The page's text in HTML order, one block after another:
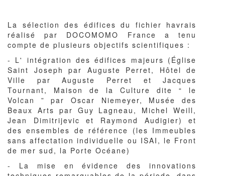
La sélection des édifices du fichier havrais
réalisé par DOCOMOMO France a tenu
compte de plusieurs objectifs scientifiques :
- L' intégration des édifices majeurs (Église
Saint Joseph par Auguste Perret, Hôtel de
Ville par Auguste Perret et Jacques
Tournant, Maison de la Culture dite “ le
Volcan ” par Oscar Niemeyer, Musée des
Beaux Arts par Guy Lagneau, Michel Weill,
Jean Dimitrijevic et Raymond Audigier) et
des ensembles de référence (les Immeubles
sans affectation individuelle ou ISAI, le Front
de mer sud, la Porte Océane)
- La mise en évidence des innovations